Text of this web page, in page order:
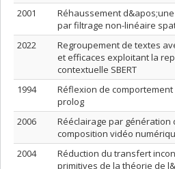
2001
Réhaussement
par filtrage non-linéaire
2022
Regroupement de textes
et efficaces exploitant la
contextuelle SBERT
1994
Réflexion de
prolog
2006
Rééclairage par génération
composition vidéo
2004
Réduction du transfert
primitives de la théorie de